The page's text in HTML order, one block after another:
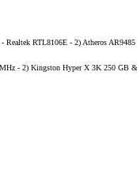
RTL8106E - 2) Atheros
- 2) Kingston Hyper X 3K 250